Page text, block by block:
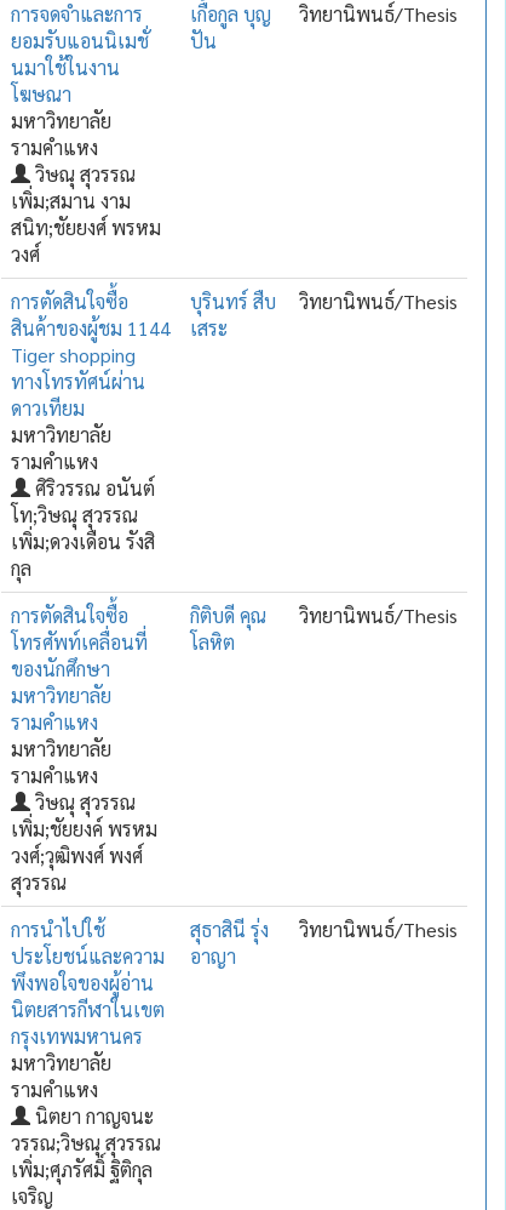
การจดจำและการ
ยอมรับแอนนิเมชั่
นมาใช้ในงาน
โฆษณา
มหาวิทยาลัย
รามคำแหง
วิษณุ สุวรรณ
เพิ่ม;สมาน งาม
สนิท;ชัยยงศ์ พรหม
วงศ์
เกื้อกูล บุญ
ปัน
วิทยานิพนธ์/Thesis
การตัดสินใจซื้อ
สินค้าของผู้ชม 1144
Tiger shopping
ทางโทรทัศน์ผ่าน
ดาวเทียม
มหาวิทยาลัย
รามคำแหง
ศิริวรรณ อนันต์
โท;วิษณุ สุวรรณ
เพิ่ม;ดวงเดือน รังสิ
กุล
บุรินทร์ สืบ
เสระ
วิทยานิพนธ์/Thesis
การตัดสินใจซื้อ
โทรศัพท์เคลื่อนที่
ของนักศึกษา
มหาวิทยาลัย
รามคำแหง
มหาวิทยาลัย
รามคำแหง
วิษณุ สุวรรณ
เพิ่ม;ชัยยงค์ พรหม
วงศ์;วุฒิพงศ์ พงศ์
สุวรรณ
กิติบดี คุณ
โลหิต
วิทยานิพนธ์/Thesis
การนำไปใช้
ประโยชน์และความ
พึงพอใจของผู้อ่าน
นิตยสารกีฬาในเขต
กรุงเทพมหานคร
มหาวิทยาลัย
รามคำแหง
นิตยา กาญจนะ
วรรณ;วิษณุ สุวรรณ
เพิ่ม;ศุภรัศมิ์ ฐิติกุล
เจริญ
สุธาสินี รุ่ง
อาญา
วิทยานิพนธ์/Thesis